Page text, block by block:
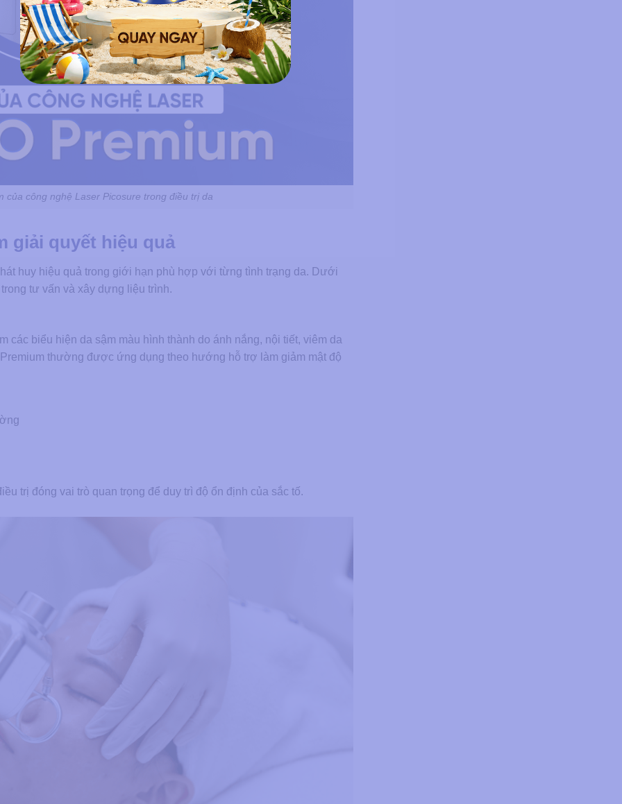
của công nghệ Laser Picosure trong điều trị da
giải quyết hiệu quả
huy hiệu quả trong giới hạn phù hợp với từng tình trạng da. Dưới
tư vấn và xây dựng liệu trình.
các biểu hiện da sậm màu hình thành do ánh nắng, nội tiết, viêm da
thường được ứng dụng theo hướng hỗ trợ làm giảm mật độ
trị đóng vai trò quan trọng để duy trì độ ổn định của sắc tố.